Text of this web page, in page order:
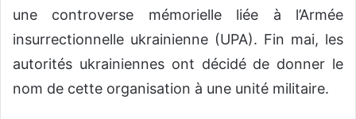
une controverse mémorielle liée à l’Armée
insurrectionnelle ukrainienne (UPA). Fin mai, les
autorités ukrainiennes ont décidé de donner le
nom de cette organisation à une unité militaire.